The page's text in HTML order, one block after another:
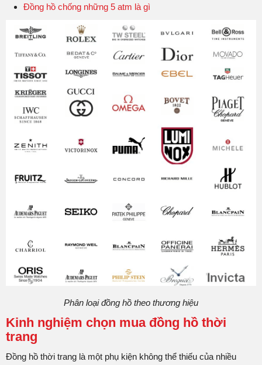
Đồng hồ chống những 5 atm là gì
Phân loại đồng hồ theo thương hiệu
Kinh nghiệm chọn mua đồng hồ thời
trang
Đồng hồ thời trang là một phụ kiện không thể thiếu của nhiều